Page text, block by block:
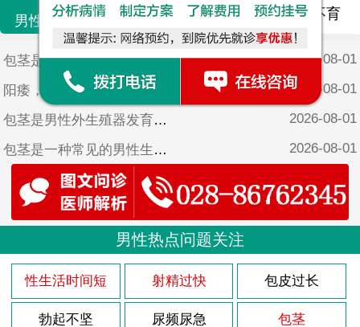
男性不育 精液异常 精子畸形 男性不育
包茎是男性生殖器官的一种常见疾病，特别是在儿童时期。它是指男性阴茎的包皮无法完全向后拉伸，从而无法暴露出阴茎头部。尽管包茎在儿童时期很常见，但它可能会引起一些潜在的健康问题。医院将探讨一下10岁小男孩包茎的症状以及可能的治疗方法。 2026-08-01
阳痿，是指男性在房事过程中没发硬起来或者保持勃起的现象。在医学上，阳痿也称为勃起功能障碍，简称为ED，是男性性功能障碍的一种常见类型。近年来，随着生活方式的改变和心理压力的增加，阳痿的患病率也不断上升，给许多男性带来了不少困扰。 2026-08-01
包茎是男性外生殖器发育异常的一种常见情况，通常在婴儿时期就可以观察到。包茎是指男性的包皮无法完全向后拉开，从而无法暴露龟头。在5岁的孩子身上，包茎的症状可能会更加明显。 2026-08-01
包茎是一种常见的男性生殖器官异常，尤其在幼儿时期更为常见。对于4岁男宝来说，包茎症状可能会引起家长的担忧和不安。医院将详细介绍包茎的症状，并为家长提供解决方法，以帮助他们更好地理解和处理这一问题。 2026-08-01
列腺炎是男性常见的疾病之一，尽管多发于成年男性，但也有少数青少年患者。本文将探讨17岁前列腺炎的原因，并提供一些预防措施，帮助读者了解并预防这一疾病。
包茎是男性生殖器官的一种常见疾病，特别是在儿童中。9岁的包茎症状可能会引起家长的担忧和孩子的不适，因此及早了解、正确对待这一问题至关重要。医院将为您详细介绍9岁包茎的症状，帮助您更好地关爱孩子的健康成长。 2026-08-01
3型前列腺炎是一种常见的男性疾病，它主要是由于多种原因引起的。医院将详细介绍一下3型前列腺炎的原因。
包茎是一种常见的男性生殖器官异常，通常在出生后不久就能够观察到。对于一个6岁的男孩来说，包茎可能会引起一些症状和问题。医院将探讨一下6岁儿童包茎的症状以及可能的解决方法。 2026-08-01
首先需要明确的是，阳痿是一种男性性功能障碍，其主要表现是没发达到或维持勃起状态，而非仅仅是射精过快或过多。因此，5分钟射精算不上阳痿。 2026-08-01
男性热点问题关注
性生活时间短 射精过快 包皮过长
勃起不坚 尿频尿急 包茎